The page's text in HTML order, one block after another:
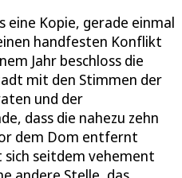
eine Kopie, gerade einmal
handfesten Konflikt
Jahr beschloss die
mit den Stimmen der
und der
dass die nahezu zehn
dem Dom entfernt
sich seitdem vehement